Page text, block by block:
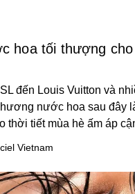
hoa tối thượng
đến Louis Vuitton và
nước hoa sau đây
thời tiết mùa hè ấm áp
Vietnam